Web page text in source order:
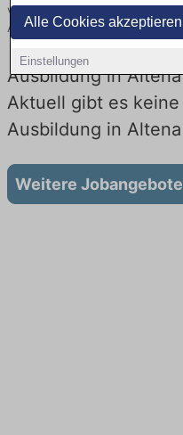
Alle Cookies akzeptieren
Einstellungen
von namhaften Firmen.
Arbeitgebern und bewerben
Ausbildung in
Aktuell gibt es
Ausbildung in Altena
Weitere